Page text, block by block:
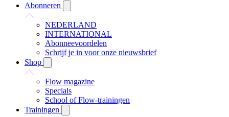
Abonneren
NEDERLAND
INTERNATIONAL
Abonneevoordelen
Schrijf je in voor onze nieuwsbrief
Shop
Flow magazine
Specials
School of Flow-trainingen
Trainingen